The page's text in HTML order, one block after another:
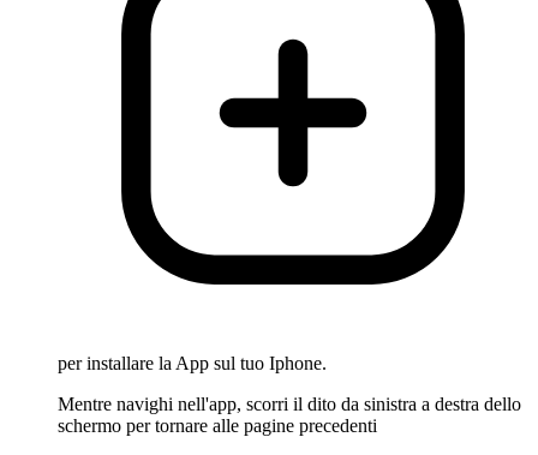
per installare la App sul tuo Iphone.
Mentre navighi nell'app, scorri il dito da sinistra a destra dello
schermo per tornare alle pagine precedenti